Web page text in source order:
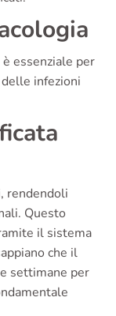
essenziale per
infezioni
rendendoli
Questo
il sistema
che il
settimane per